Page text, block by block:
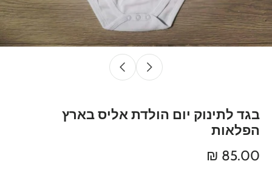
בגד לתינוק יום הולדת אליס בארץ
הפלאות
85.00 ₪